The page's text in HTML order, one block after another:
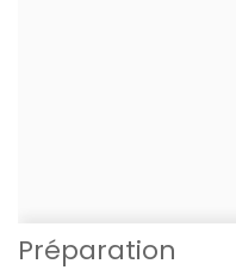
Préparation